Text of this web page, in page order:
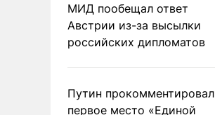
МИД пообещал ответ
Австрии из-за высылки
российских дипломатов
Путин прокомментировал
первое место «Единой